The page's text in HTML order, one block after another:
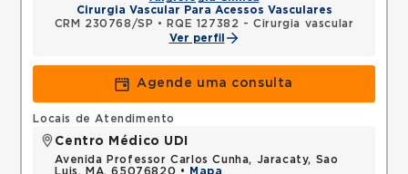
Cirurgia Vascular Para Acessos Vasculares
CRM 230768/SP •
RQE 127382 - Cirurgia vascular
Ver perfil
Agende uma consulta
Locais de Atendimento
Centro Médico UDI
Avenida Professor Carlos Cunha, Jaracaty, Sao
Luis, MA, 65076820 •
Mapa